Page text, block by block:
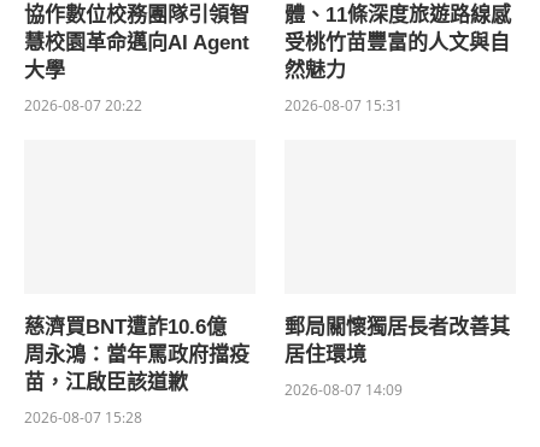
協作數位校務團隊引領智
慧校園革命邁向AI Agent
大學
2026-08-07 20:22
體、11條深度旅遊路線感
受桃竹苗豐富的人文與自
然魅力
2026-08-07 15:31
慈濟買BNT遭詐10.6億
周永鴻：當年罵政府擋疫
苗，江啟臣該道歉
2026-08-07 15:28
郵局關懷獨居長者改善其
居住環境
2026-08-07 14:09